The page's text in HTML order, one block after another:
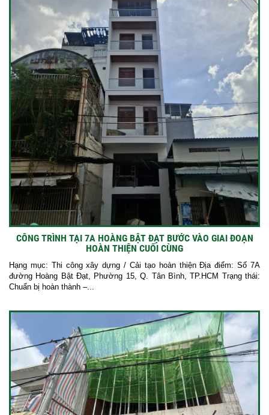
CÔNG TRÌNH TẠI 7A HOÀNG BẬT ĐẠT BƯỚC VÀO GIAI ĐOẠN
HOÀN THIỆN CUỐI CÙNG
Hạng mục: Thi công xây dựng / Cải tạo hoàn thiện Địa điểm: Số 7A
đường Hoàng Bật Đạt, Phường 15, Q. Tân Bình, TP.HCM Trạng thái:
Chuẩn bị hoàn thành –...